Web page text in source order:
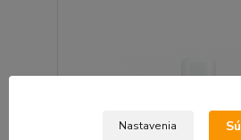
Nastavenia